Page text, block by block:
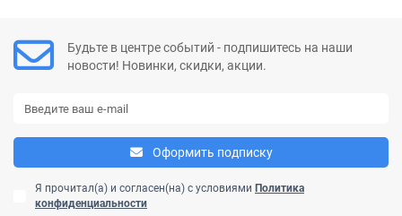
Мотопомпы
Насосы для химических жидкостей
Канализационные станции
Консольные насосы
Будьте в центре событий - подпишитесь на наши
новости! Новинки, скидки, акции.
Оформить подписку
Я прочитал(а) и согласен(на) с условиями Политика
конфиденциальности